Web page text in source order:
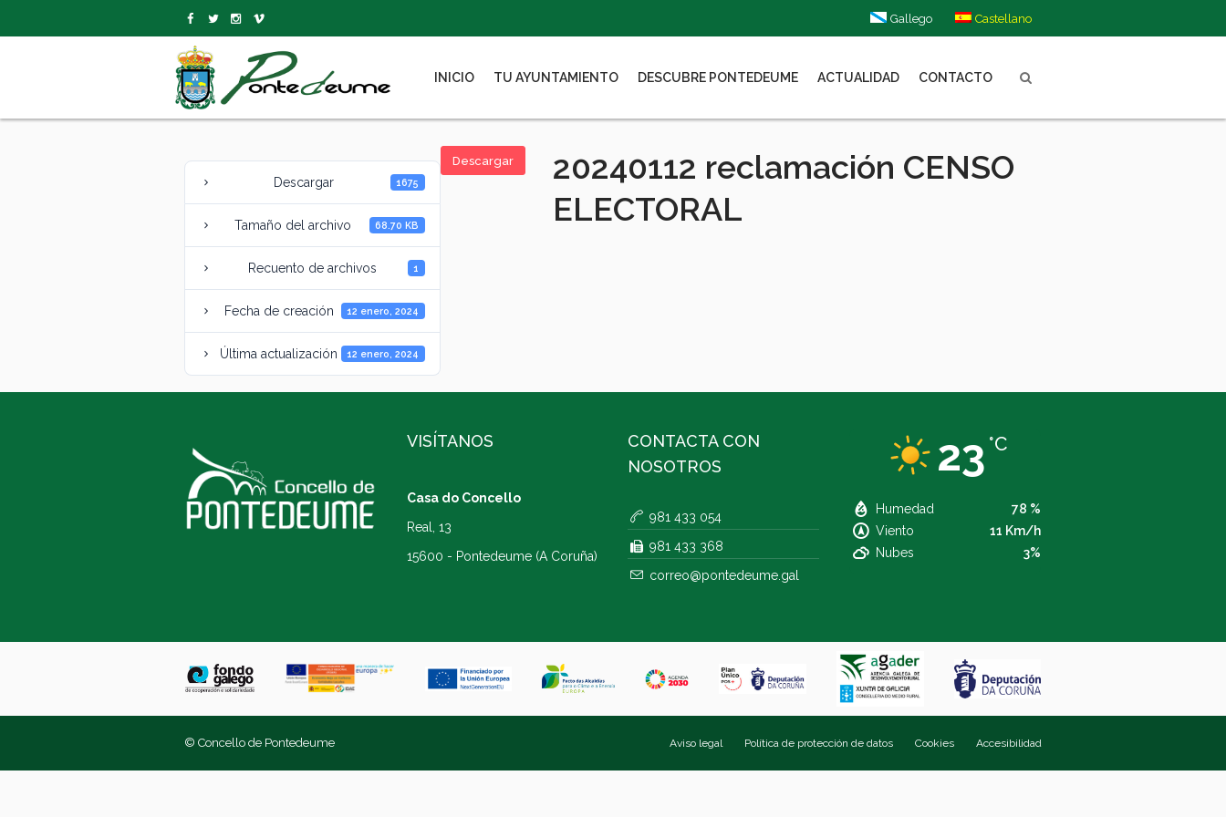
Gallego Castellano
INICIO TU AYUNTAMIENTO DESCUBRE PONTEDEUME ACTUALIDAD CONTACTO
Descargar
Descargar 1675
Tamaño del archivo 68.70 KB
Recuento de archivos 1
Fecha de creación 12 enero, 2024
Última actualización 12 enero, 2024
20240112 reclamación CENSO
ELECTORAL
VISÍTANOS
Casa do Concello
Real, 13
15600 - Pontedeume (A Coruña)
CONTACTA CON
NOSOTROS
981 433 054
981 433 368
correo@pontedeume.gal
23 °C
Humedad
78 %
Viento
11 Km/h
Nubes
3%
Aviso legal Política de protección de datos Cookies Accesibilidad
© Concello de Pontedeume